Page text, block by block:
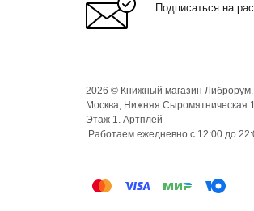
Подписаться на
2026 © Книжный магазин Либрорум.
Москва, Нижняя Сыромятническая
Этаж 1. Артплей
Работаем ежедневно с 12:00 до